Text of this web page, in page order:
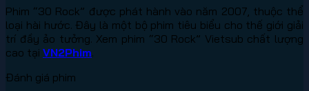
Phim “30 Rock” được phát hành vào năm 2007, thuộc thể
loại hài hước. Đây là một bộ phim tiêu biểu cho thế giới giải
trí đầy ảo tưởng. Xem phim “30 Rock” Vietsub chất lượng
cao tại VN2Phim.
Đánh giá phim